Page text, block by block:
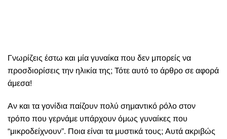
Γνωρίζεις έστω και μία γυναίκα που δεν μπορείς να
προσδιορίσεις την ηλικία της; Τότε αυτό το άρθρο σε αφορά
άμεσα!
Αν και τα γονίδια παίζουν πολύ σημαντικό ρόλο στον
τρόπο που γερνάμε υπάρχουν όμως γυναίκες που
“μικροδείχνουν”. Ποια είναι τα μυστικά τους; Αυτά ακριβώς